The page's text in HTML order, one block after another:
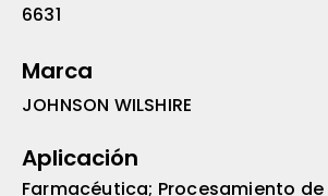
6631
Marca
JOHNSON WILSHIRE
Aplicación
Farmacéutica; Procesamiento